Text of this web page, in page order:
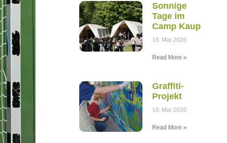
Sonnige
Tage im
Camp Kaup
18. Mai 2026
Read More »
Graffiti-
Projekt
18. Mai 2026
Read More »